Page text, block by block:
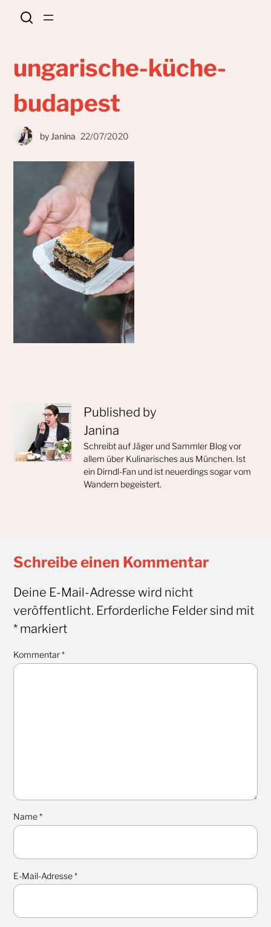
ungarische-küche-
budapest
by Janina 22/07/2020
Published by
Janina
Schreibt auf Jäger und Sammler Blog vor
allem über Kulinarisches aus München. Ist
ein Dirndl-Fan und ist neuerdings sogar vom
Wandern begeistert.
Schreibe einen Kommentar
Deine E-Mail-Adresse wird nicht
veröffentlicht. Erforderliche Felder sind mit
*markiert
Kommentar*
Name*
E-Mail-Adresse*